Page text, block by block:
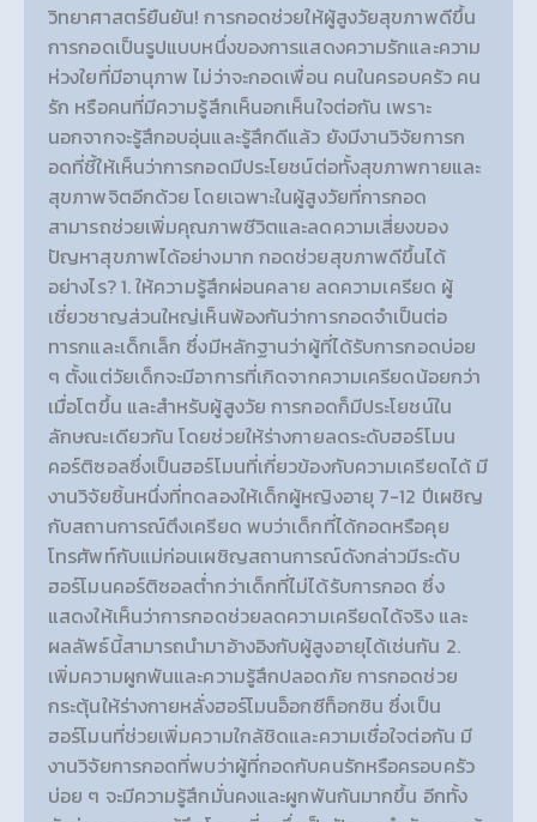
วิทยาศาสตร์ยืนยัน! การกอดช่วยให้ผู้สูงวัยสุขภาพดีขึ้น
การกอดเป็นรูปแบบหนึ่งของการแสดงความรักและความ
ห่วงใยที่มีอานุภาพ ไม่ว่าจะกอดเพื่อน คนในครอบครัว คน
รัก หรือคนที่มีความรู้สึกเห็นอกเห็นใจต่อกัน เพราะ
นอกจากจะรู้สึกอบอุ่นและรู้สึกดีแล้ว ยังมีงานวิจัยการก
อดที่ชี้ให้เห็นว่าการกอดมีประโยชน์ต่อทั้งสุขภาพกายและ
สุขภาพจิตอีกด้วย โดยเฉพาะในผู้สูงวัยที่การกอด
สามารถช่วยเพิ่มคุณภาพชีวิตและลดความเสี่ยงของ
ปัญหาสุขภาพได้อย่างมาก กอดช่วยสุขภาพดีขึ้นได้
อย่างไร? 1. ให้ความรู้สึกผ่อนคลาย ลดความเครียด ผู้
เชี่ยวชาญส่วนใหญ่เห็นพ้องกันว่าการกอดจำเป็นต่อ
ทารกและเด็กเล็ก ซึ่งมีหลักฐานว่าผู้ที่ได้รับการกอดบ่อย
ๆ ตั้งแต่วัยเด็กจะมีอาการที่เกิดจากความเครียดน้อยกว่า
เมื่อโตขึ้น และสำหรับผู้สูงวัย การกอดก็มีประโยชน์ใน
ลักษณะเดียวกัน โดยช่วยให้ร่างกายลดระดับฮอร์โมน
คอร์ติซอลซึ่งเป็นฮอร์โมนที่เกี่ยวข้องกับความเครียดได้ มี
งานวิจัยชิ้นหนึ่งที่ทดลองให้เด็กผู้หญิงอายุ 7-12 ปีเผชิญ
กับสถานการณ์ตึงเครียด พบว่าเด็กที่ได้กอดหรือคุย
โทรศัพท์กับแม่ก่อนเผชิญสถานการณ์ดังกล่าวมีระดับ
ฮอร์โมนคอร์ติซอลต่ำกว่าเด็กที่ไม่ได้รับการกอด ซึ่ง
แสดงให้เห็นว่าการกอดช่วยลดความเครียดได้จริง และ
ผลลัพธ์นี้สามารถนำมาอ้างอิงกับผู้สูงอายุได้เช่นกัน 2.
เพิ่มความผูกพันและความรู้สึกปลอดภัย การกอดช่วย
กระตุ้นให้ร่างกายหลั่งฮอร์โมนอ็อกซีท็อกซิน ซึ่งเป็น
ฮอร์โมนที่ช่วยเพิ่มความใกล้ชิดและความเชื่อใจต่อกัน มี
งานวิจัยการกอดที่พบว่าผู้ที่กอดกับคนรักหรือครอบครัว
บ่อย ๆ จะมีความรู้สึกมั่นคงและผูกพันกันมากขึ้น อีกทั้ง